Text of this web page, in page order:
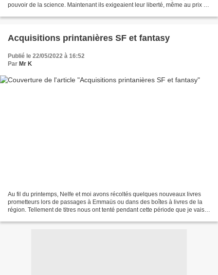
pouvoir de la science. Maintenant ils exigeaient leur liberté, même au prix de
Acquisitions printanières SF et fantasy
Publié le 22/05/2022 à 16:52
Par Mr K
Au fil du printemps, Nelfe et moi avons récoltés quelques nouveaux livres
prometteurs lors de passages à Emmaüs ou dans des boîtes à livres de la
région. Tellement de titres nous ont tenté pendant cette période que je vais